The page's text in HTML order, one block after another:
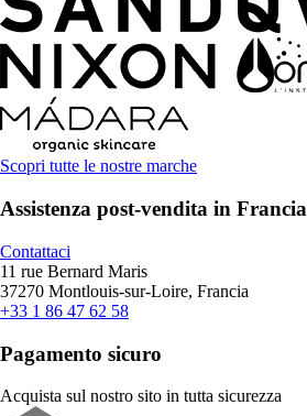
Scopri tutte le nostre marche
Assistenza post-vendita in Francia
Contattaci
11 rue Bernard Maris
37270 Montlouis-sur-Loire, Francia
+33 1 86 47 62 58
Pagamento sicuro
Acquista sul nostro sito in tutta sicurezza